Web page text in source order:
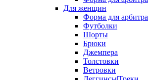
Для женщин
Форма для арбитра
Футболки
Шорты
Брюки
Джемпера
Толстовки
Ветровки